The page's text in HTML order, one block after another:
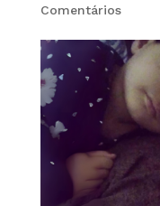
Comentários